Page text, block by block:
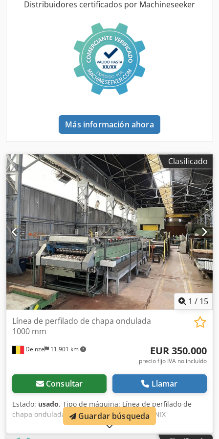
a 3 mm Dirección de trabajo: de derecha a izquierda
Distribuidores certificados por Machineseeker
Más información ahora
Clasificado
1 / 15
Deinze 11.901 km
Línea de perfilado de chapa ondulada
1000 mm
EUR 350.000
precio fijo IVA no incluído
Consultar Llamar
Estado: usado, Tipo de máquina: Línea de perfilado de
chapa ondulada – nuevo modelo CHIEF PHENIX
Componentes principales: - Brazo elevador de bobinas –
capacidad de 10 toneladas - Desenrollador – capacidad de
Guardar búsqueda